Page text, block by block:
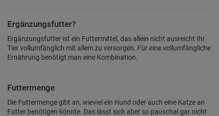
Ergänzungsfutter?
Ergänzungsfutter ist ein Futtermittel, das allein nicht ausreicht Ihr
Tier vollumfänglich mit allem zu versorgen. Für eine vollumfängliche
Ernährung benötigt man eine Kombination.
Futtermenge
Die Futtermenge gibt an, wieviel ein Hund oder auch eine Katze an
Futter benötigen könnte. Das lässt sich aber so pauschal gar nicht